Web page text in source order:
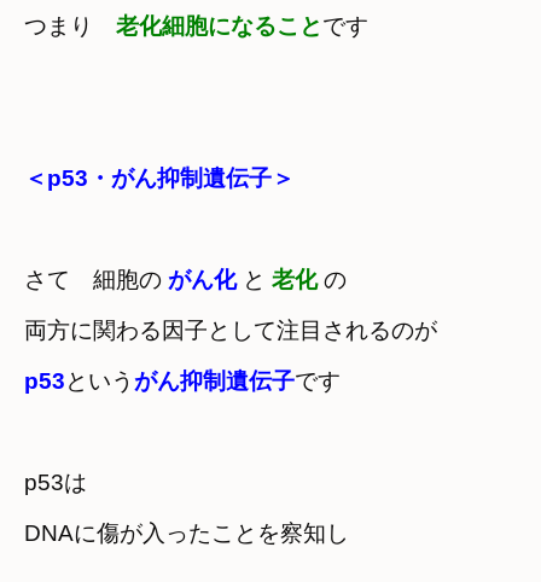
つまり 老化細胞になることです
＜p53・がん抑制遺伝子＞
さて　細胞の がん化 と 老化 の
両方に関わる因子として注目されるのが
p53という がん抑制遺伝子です
p53は
DNAに傷が入ったことを察知し